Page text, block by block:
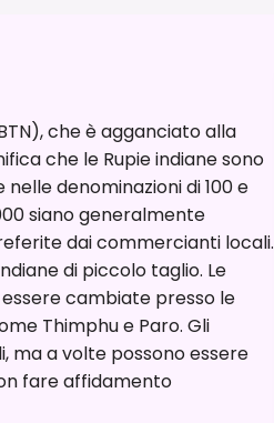
che è agganciato alla
che le Rupie indiane sono
denominazioni di 100 e
siano generalmente
dai commercianti locali.
di piccolo taglio. Le
essere cambiate presso le
Thimphu e Paro. Gli
ma a volte possono essere
fare affidamento